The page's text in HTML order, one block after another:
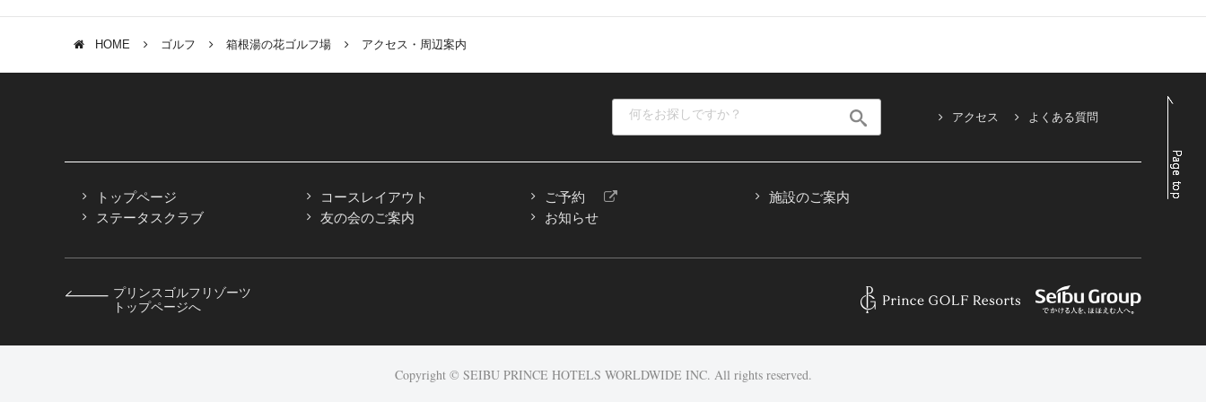
標高935mの高原に位置する『湯の花ゴルフ場』に隣接する一軒宿。乳白色の温泉露天風呂
空室検索・宿泊予約
芦ノ湖畔 蛸川温泉 龍宮殿
〒250-0522
眼前に広がる芦ノ湖を眺めながら、上質なくつろぎのひと時をお過ごしください。
箱根の自然に溶け込むような佇まい、クラシカルで落ち着いた雰囲気の中、くつろぎの時
詳しく見る
芦ノ湖を望む展望風呂と本格的な和食がご堪能いただけます。
詳細はこちら
〒250-0522
HOME ゴルフ 箱根湯の花ゴルフ場 アクセス・周辺案内
アクセス よくある質問
トップページ
ステータスクラブ
コースレイアウト
友の会のご案内
ご予約
お知らせ
施設のご案内
プリンスゴルフリゾーツ
トップページへ
Copyright © SEIBU PRINCE HOTELS WORLDWIDE INC. All rights reserved.